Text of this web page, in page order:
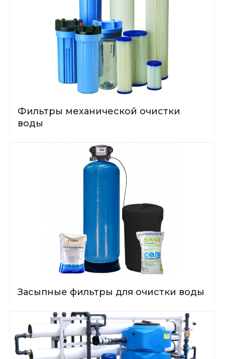
Фильтры механической очистки
воды
Засыпные фильтры для очистки воды